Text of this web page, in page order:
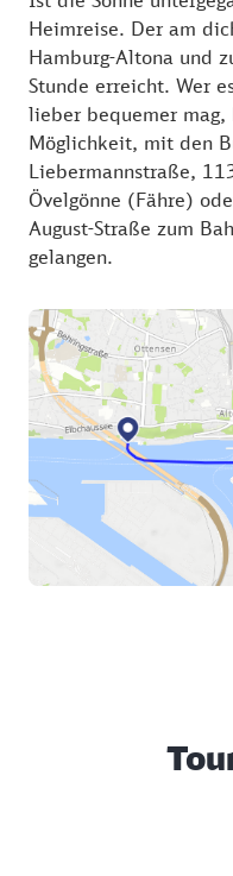
Heimreise. Der am
Hamburg-Altona und
Stunde erreicht. Wer
lieber bequemer
Möglichkeit, mit den
Liebermannstraße,
Övelgönne (Fähre)
August-Straße zum
gelangen.